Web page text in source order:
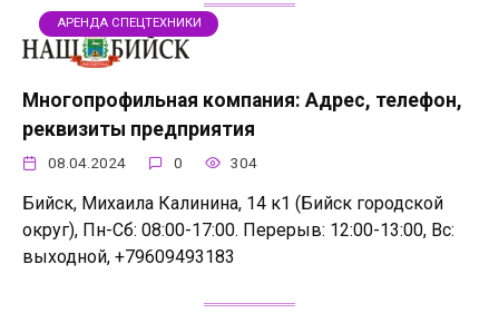
АРЕНДА СПЕЦТЕХНИКИ
Многопрофильная компания: Адрес, телефон,
реквизиты предприятия
08.04.2024 0 304
Бийск, Михаила Калинина, 14 к1 (Бийск городской
округ), Пн-Сб: 08:00-17:00. Перерыв: 12:00-13:00, Вс:
выходной, +79609493183